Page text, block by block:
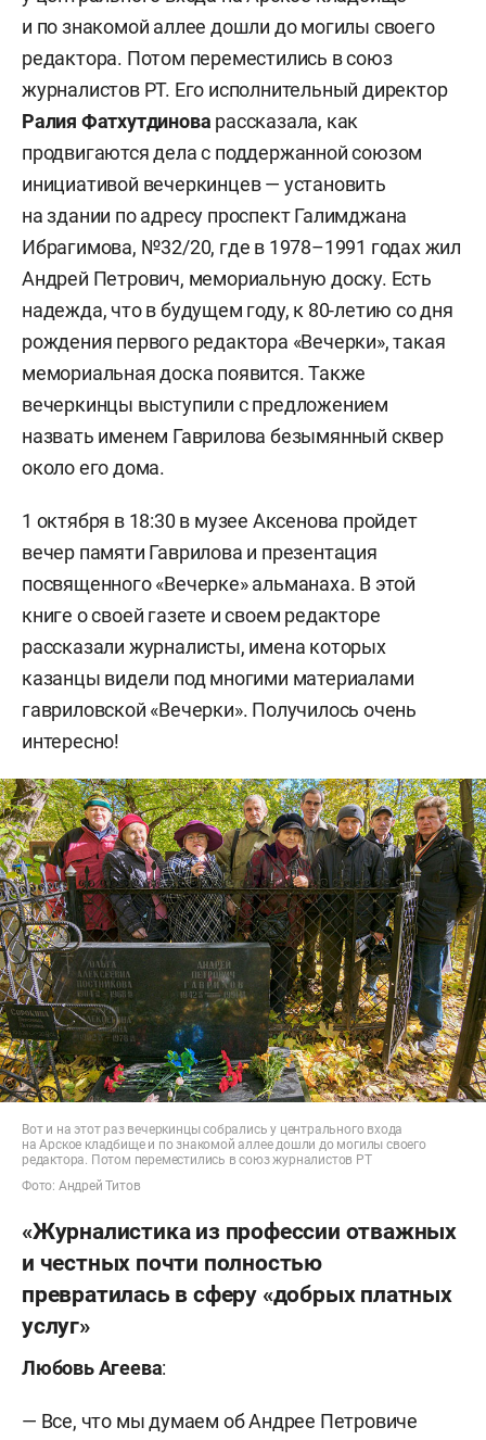
и по знакомой аллее дошли до могилы своего
редактора. Потом переместились в союз
журналистов РТ. Его исполнительный директор
Ралия Фатхутдинова рассказала, как
продвигаются дела с поддержанной союзом
инициативой вечеркинцев — установить
на здании по адресу проспект Галимджана
Ибрагимова, №32/20, где в 1978–1991 годах жил
Андрей Петрович, мемориальную доску. Есть
надежда, что в будущем году, к 80-летию со дня
рождения первого редактора «Вечерки», такая
мемориальная доска появится. Также
вечеркинцы выступили с предложением
назвать именем Гаврилова безымянный сквер
около его дома.
1 октября в 18:30 в музее Аксенова пройдет
вечер памяти Гаврилова и презентация
посвященного «Вечерке» альманаха. В этой
книге о своей газете и своем редакторе
рассказали журналисты, имена которых
казанцы видели под многими материалами
гавриловской «Вечерки». Получилось очень
интересно!
Вот и на этот раз вечеркинцы собрались у центрального входа
на Арское кладбище и по знакомой аллее дошли до могилы своего
редактора. Потом переместились в союз журналистов РТ
Фото: Андрей Титов
«Журналистика из профессии отважных
и честных почти полностью
превратилась в сферу «добрых платных
услуг»
Любовь Агеева:
— Все, что мы думаем об Андрее Петровиче